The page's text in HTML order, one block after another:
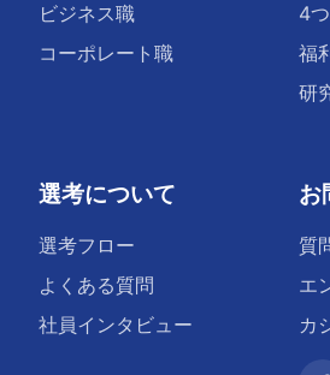
ビジネス職
コーポレート職
4
福
研
選考について
選考フロー
よくある質問
社員インタビュー
お
質
エ
カ